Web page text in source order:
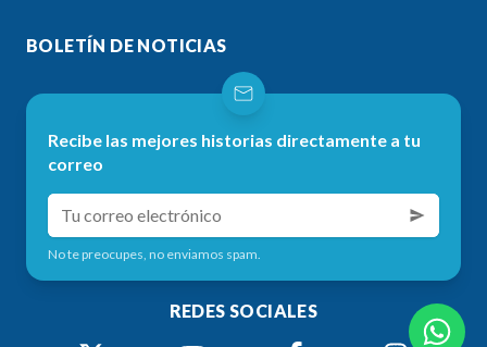
BOLETÍN DE NOTICIAS
Recibe las mejores historias directamente a tu
correo
No te preocupes, no enviamos spam.
REDES SOCIALES